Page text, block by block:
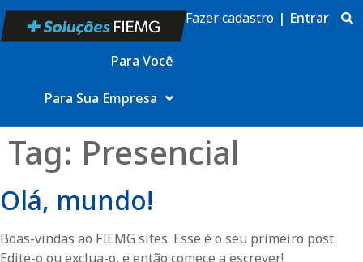
Para Você
Para Sua Empresa
Fazer cadastro | Entrar
Tag: Presencial
Olá, mundo!
Boas-vindas ao FIEMG sites. Esse é o seu primeiro post.
Edite-o ou exclua-o, e então comece a escrever!